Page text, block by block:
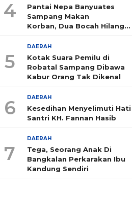
4
Pantai Nepa Banyuates
Sampang Makan
Korban, Dua Bocah Hilang
5
DAERAH
Kotak Suara Pemilu di
Robatal Sampang Dibawa
Kabur Orang Tak Dikenal
6 DAERAH
Kesedihan Menyelimuti Hati
Santri KH. Fannan Hasib
7
DAERAH
Tega, Seorang Anak Di
Bangkalan Perkarakan Ibu
Kandung Sendiri